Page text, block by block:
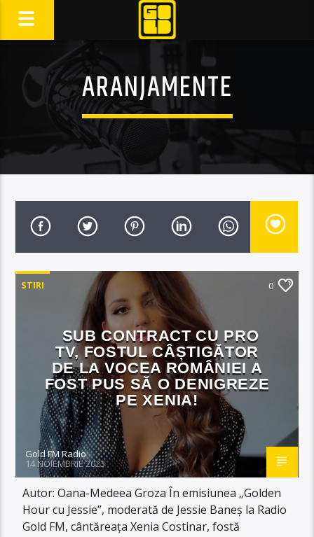
ARANJAMENTE
STIRI 0
SUB CONTRACT CU PRO
TV, FOSTUL CÂȘTIGĂTOR
DE LA VOCEA ROMÂNIEI A
FOST PUS SĂ O DENIGREZE
PE XENIA!
Gold FM Radio
14 NOIEMBRIE 2023
Autor: Oana-Medeea Groza În emisiunea „Golden
Hour cu Jessie”, moderată de Jessie Baneș la Radio
Gold FM, cântăreața Xenia Costinar, fostă